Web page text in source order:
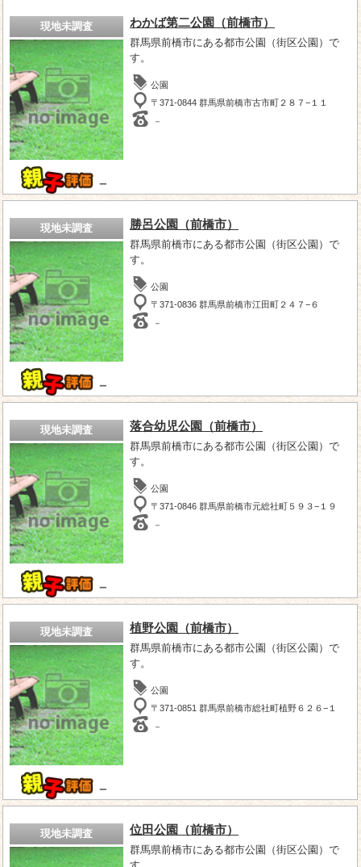
現地未調査
－
わかば第二公園（前橋市）
群馬県前橋市にある都市公園（街区公園）で
す。
公園
〒371-0844 群馬県前橋市古市町２８７−１１
－
現地未調査
－
勝呂公園（前橋市）
群馬県前橋市にある都市公園（街区公園）で
す。
公園
〒371-0836 群馬県前橋市江田町２４７−６
－
現地未調査
－
落合幼児公園（前橋市）
群馬県前橋市にある都市公園（街区公園）で
す。
公園
〒371-0846 群馬県前橋市元総社町５９３−１９
－
現地未調査
－
植野公園（前橋市）
群馬県前橋市にある都市公園（街区公園）で
す。
公園
〒371-0851 群馬県前橋市総社町植野６２６−１
－
現地未調査 位田公園（前橋市）
群馬県前橋市にある都市公園（街区公園）で